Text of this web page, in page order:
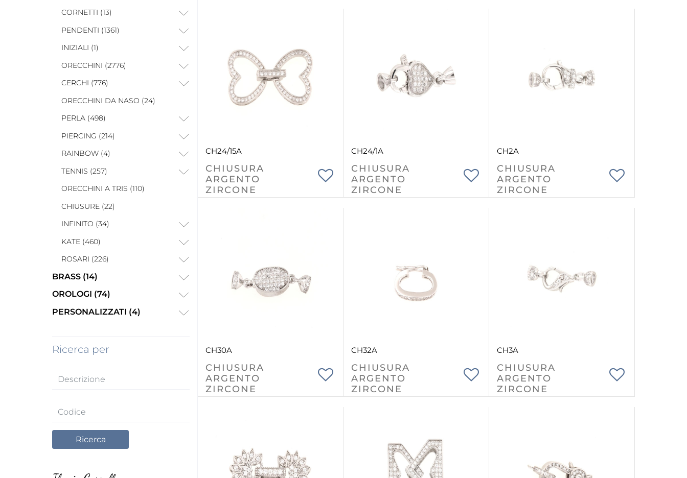
CORNETTI (13)
PENDENTI (1361)
INIZIALI (1)
ORECCHINI (2776)
CERCHI (776)
ORECCHINI DA NASO (24)
PERLA (498)
PIERCING (214)
RAINBOW (4)
TENNIS (257)
ORECCHINI A TRIS (110)
CHIUSURE (22)
INFINITO (34)
KATE (460)
ROSARI (226)
BRASS (14)
OROLOGI (74)
PERSONALIZZATI (4)
Ricerca per
CH24/15A
CHIUSURA
ARGENTO
ZIRCONE
CH24/1A
CHIUSURA
ARGENTO
ZIRCONE
CH2A
CHIUSURA
ARGENTO
ZIRCONE
CH30A
CHIUSURA
ARGENTO
ZIRCONE
CH32A
CHIUSURA
ARGENTO
ZIRCONE
CH3A
CHIUSURA
ARGENTO
ZIRCONE